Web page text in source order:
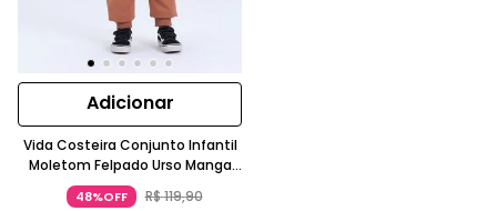
Adicionar
Vida Costeira Conjunto Infantil
Moletom Felpado Urso Manga
Longa Caramelo
48%OFF R$119,90